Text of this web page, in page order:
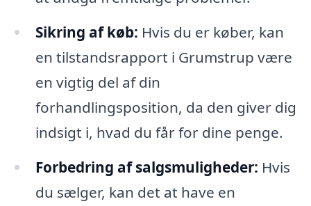
Sikring af køb: Hvis du er køber, kan
en tilstandsrapport i Grumstrup være
en vigtig del af din
forhandlingsposition, da den giver dig
indsigt i, hvad du får for dine penge.
Forbedring af salgsmuligheder: Hvis
du sælger, kan det at have en